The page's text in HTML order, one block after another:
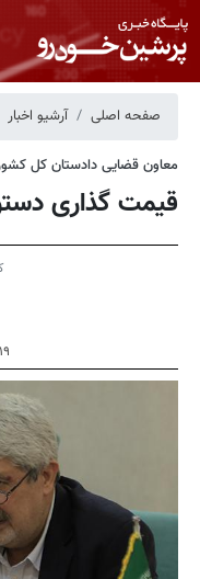
صفحه اصلی آرشیو اخبار
معاون قضایی دادستان کل
قیمت گذاری
۱۹ خرداد ۱۴۰۰ - ۱۲:۳۰